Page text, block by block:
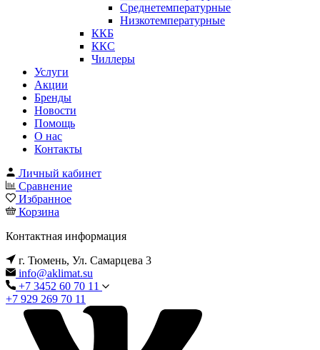
Среднетемпературные
Низкотемпературные
ККБ
ККС
Чиллеры
Услуги
Акции
Бренды
Новости
Помощь
О нас
Контакты
Личный кабинет
Сравнение
Избранное
Корзина
Контактная информация
г. Тюмень, Ул. Самарцева 3
info@aklimat.su
+7 3452 60 70 11
+7 929 269 70 11